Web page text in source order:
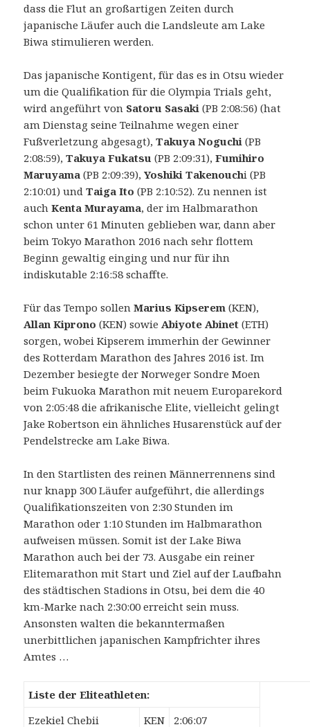
dass die Flut an großartigen Zeiten durch
japanische Läufer auch die Landsleute am Lake
Biwa stimulieren werden.
Das japanische Kontigent, für das es in Otsu wieder
um die Qualifikation für die Olympia Trials geht,
wird angeführt von Satoru Sasaki (PB 2:08:56) (hat
am Dienstag seine Teilnahme wegen einer
Fußverletzung abgesagt),Takuya Noguchi (PB
2:08:59),Takuya Fukatsu (PB 2:09:31),Fumihiro
Maruyama (PB 2:09:39),Yoshiki Takenouchi (PB
2:10:01) und Taiga Ito (PB 2:10:52). Zu nennen ist
auchKenta Murayama, der im Halbmarathon
schon unter 61 Minuten geblieben war, dann aber
beim Tokyo Marathon 2016 nach sehr flottem
Beginn gewaltig einging und nur für ihn
indiskutable 2:16:58 schaffte.
Für das Tempo sollenMarius Kipserem (KEN),
Allan Kiprono (KEN) sowieAbiyote Abinet (ETH)
sorgen, wobei Kipserem immerhin der Gewinner
des Rotterdam Marathon des Jahres 2016 ist. Im
Dezember besiegte der Norweger Sondre Moen
beim Fukuoka Marathon mit neuem Europarekord
von 2:05:48 die afrikanische Elite, vielleicht gelingt
Jake Robertson ein ähnliches Husarenstück auf der
Pendelstrecke am Lake Biwa.
In den Startlisten des reinen Männerrennens sind
nur knapp 300 Läufer aufgeführt, die allerdings
Qualifikationszeiten von 2:30 Stunden im
Marathon oder 1:10 Stunden im Halbmarathon
aufweisen müssen. Somit ist der Lake Biwa
Marathon auch bei der 73. Ausgabe ein reiner
Elitemarathon mit Start und Ziel auf der Laufbahn
des städtischen Stadions in Otsu, bei dem die 40
km-Marke nach 2:30:00 erreicht sein muss.
Ansonsten walten die bekanntermaßen
unerbittlichen japanischen Kampfrichter ihres
Amtes …
Liste der Eliteathleten:
Ezekiel Chebii
KEN 2:06:07